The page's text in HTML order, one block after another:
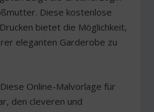
Diese kostenlose
bietet die Möglichkeit,
eleganten Garderobe zu
Online-Malvorlage für
den cleveren und